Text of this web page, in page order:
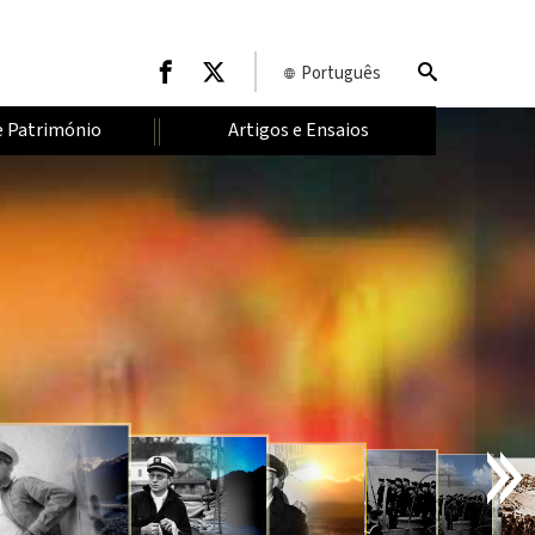
Português
Património Artigos e Ensaios